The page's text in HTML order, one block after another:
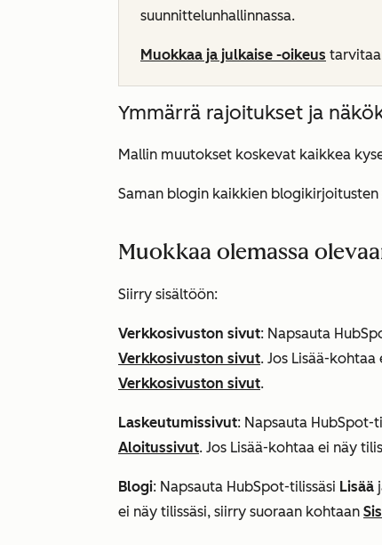
suunnittelunhallinnassa.
Muokkaa ja julkaise -oikeus
Ymmärrä rajoitukset ja
Mallin muutokset koskevat kaikkea
Saman blogin kaikkien
Muokkaa olemassa
Siirry sisältöön:
Verkkosivuston sivut: Napsauta
Verkkosivuston sivut. Jos Lisää-kohtaa
Verkkosivuston sivut.
Laskeutumissivut: Napsauta HubSpot-
Aloitussivut. Jos Lisää-kohtaa ei näy
Blogi: Napsauta HubSpot-tilissäsi Lisää
ei näy tilissäsi, siirry suoraan kohtaan